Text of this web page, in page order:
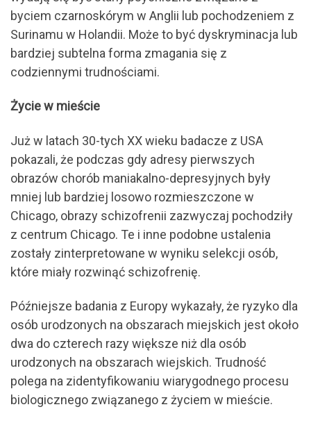
byciem czarnoskórym w Anglii lub pochodzeniem z
Surinamu w Holandii. Może to być dyskryminacja lub
bardziej subtelna forma zmagania się z
codziennymi trudnościami.
Życie w mieście
Już w latach 30-tych XX wieku badacze z USA
pokazali, że podczas gdy adresy pierwszych
obrazów chorób maniakalno-depresyjnych były
mniej lub bardziej losowo rozmieszczone w
Chicago, obrazy schizofrenii zazwyczaj pochodziły
z centrum Chicago. Te i inne podobne ustalenia
zostały zinterpretowane w wyniku selekcji osób,
które miały rozwinąć schizofrenię.
Późniejsze badania z Europy wykazały, że ryzyko dla
osób urodzonych na obszarach miejskich jest około
dwa do czterech razy większe niż dla osób
urodzonych na obszarach wiejskich. Trudność
polega na zidentyfikowaniu wiarygodnego procesu
biologicznego związanego z życiem w mieście.